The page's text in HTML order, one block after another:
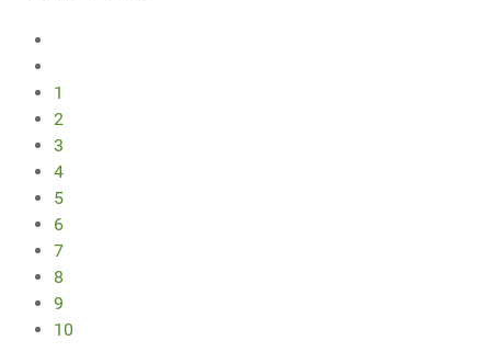
1
2
3
4
5
6
7
8
9
10